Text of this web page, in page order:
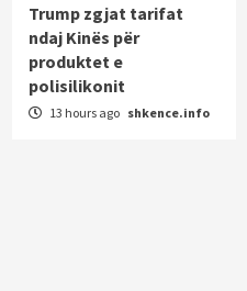
Trump zgjat tarifat
ndaj Kinës për
produktet e
polisilikonit
13 hours ago shkence.info